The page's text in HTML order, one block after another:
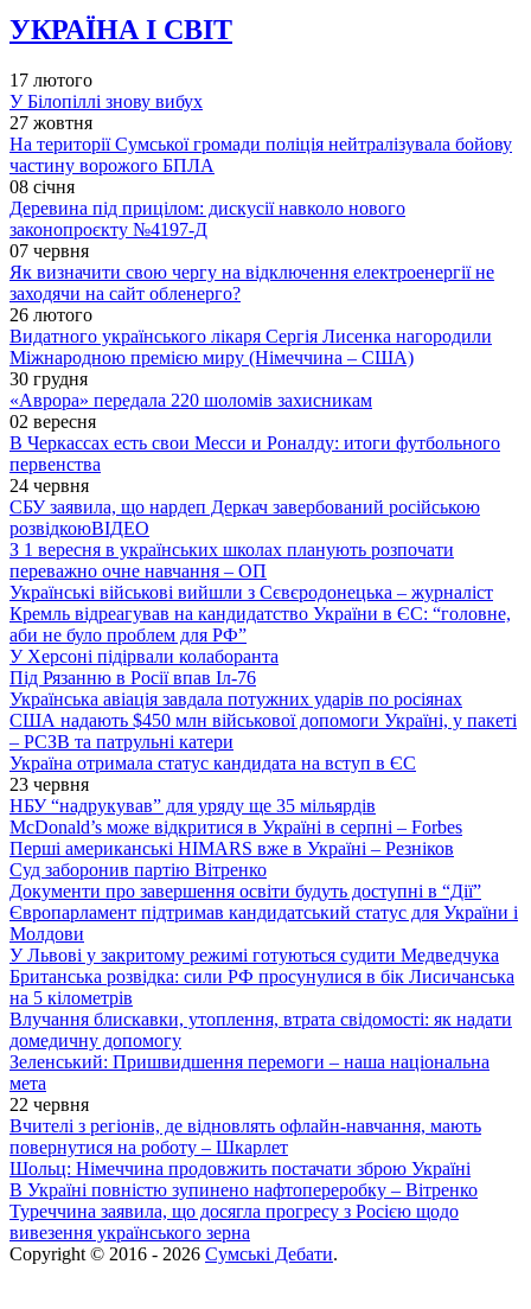
УКРАЇНА І СВІТ
17 лютого
У Білопіллі знову вибух
27 жовтня
На території Сумської громади поліція нейтралізувала бойову
частину ворожого БПЛА
08 січня
Деревина під прицілом: дискусії навколо нового
законопроєкту №4197-Д
07 червня
Як визначити свою чергу на відключення електроенергії не
заходячи на сайт обленерго?
26 лютого
Видатного українського лікаря Сергія Лисенка нагородили
Міжнародною премією миру (Німеччина – США)
30 грудня
«Аврора» передала 220 шоломів захисникам
02 вересня
В Черкассах есть свои Месси и Роналду: итоги футбольного
первенства
24 червня
СБУ заявила, що нардеп Деркач завербований російською
розвідкоюВІДЕО
З 1 вересня в українських школах планують розпочати
переважно очне навчання – ОП
Українські військові вийшли з Сєвєродонецька – журналіст
Кремль відреагував на кандидатство України в ЄС: “головне,
аби не було проблем для РФ”
У Херсоні підірвали колаборанта
Під Рязанню в Росії впав Іл-76
Українська авіація завдала потужних ударів по росіянах
США надають $450 млн військової допомоги Україні, у пакеті
– РСЗВ та патрульні катери
Україна отримала статус кандидата на вступ в ЄС
23 червня
НБУ “надрукував” для уряду ще 35 мільярдів
McDonald’s може відкритися в Україні в серпні – Forbes
Перші американські HIMARS вже в Україні – Резніков
Суд заборонив партію Вітренко
Документи про завершення освіти будуть доступні в “Дії”
Європарламент підтримав кандидатський статус для України і
Молдови
У Львові у закритому режимі готуються судити Медведчука
Британська розвідка: сили РФ просунулися в бік Лисичанська
на 5 кілометрів
Влучання блискавки, утоплення, втрата свідомості: як надати
домедичну допомогу
Зеленський: Пришвидшення перемоги – наша національна
мета
22 червня
Вчителі з регіонів, де відновлять офлайн-навчання, мають
повернутися на роботу – Шкарлет
Шольц: Німеччина продовжить постачати зброю Україні
В Україні повністю зупинено нафтопереробку – Вітренко
Туреччина заявила, що досягла прогресу з Росією щодо
вивезення українського зерна
Copyright © 2016 - 2026 Сумські Дебати.